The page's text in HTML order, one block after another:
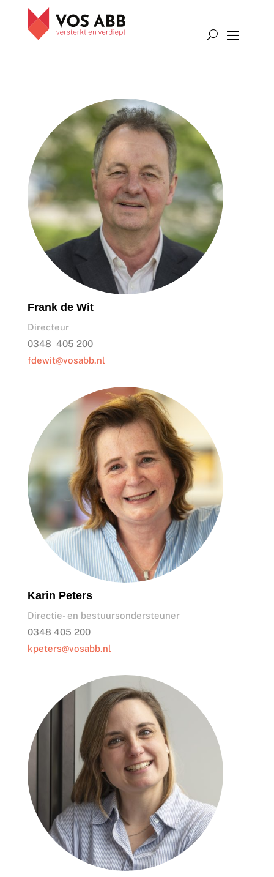
Frank de Wit
Directeur
0348 405 200
fdewit@vosabb.nl
Karin Peters
Directie- en bestuursondersteuner
0348 405 200
kpeters@vosabb.nl